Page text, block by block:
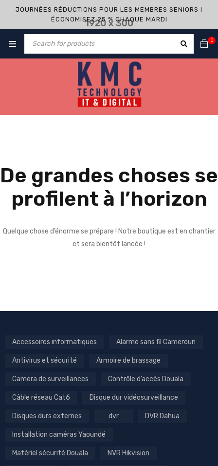
JOURNÉES RÉDUCTIONS POUR LES MEMBRES SENIORS !
ÉCONOMISEZ 25 % CHAQUE MARDI
0
De grandes choses se
profilent à l’horizon
Quelque chose d’énorme se prépare ! Notre boutique est en chantier
et sera bientôt lancée !
Accessoires informatiques Alarme sans fil Cameroun
Antivirus et sécurité Armoire de brassage
Camera de surveillances Contrôle d’accès Douala
Câble réseau Cat6 Disque dur vidéosurveillance
Disques durs externes dvr DVR Dahua
Installation caméras Yaoundé
Matériel sécurité Douala NVR Hikvision